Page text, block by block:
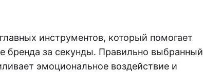
инструментов, который помогает
бренда за секунды. Правильно выбранный
эмоциональное воздействие и